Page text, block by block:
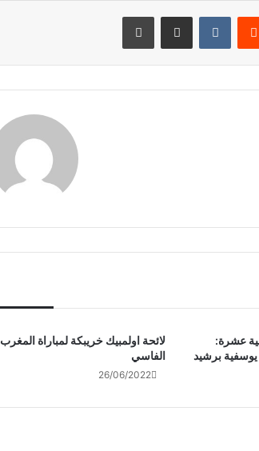
مشاركة عبر البريد طباعة
لائحة اولمبيك خريبكة لمباراة المغرب
الفاسي
26/06/2022
عشرة:
يوسفية برشيد